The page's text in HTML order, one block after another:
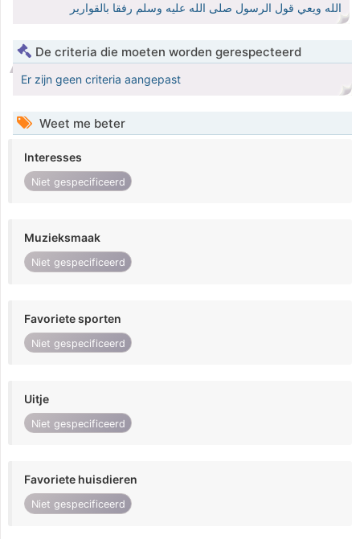
الله ويعي قول الرسول صلى الله عليه وسلم رفقا بالقوارير
De criteria die moeten worden gerespecteerd
Er zijn geen criteria aangepast
Weet me beter
Interesses
Niet gespecificeerd
Muzieksmaak
Niet gespecificeerd
Favoriete sporten
Niet gespecificeerd
Uitje
Niet gespecificeerd
Favoriete huisdieren
Niet gespecificeerd